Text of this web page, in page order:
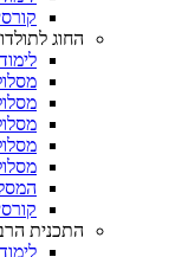
החוג
התכנית